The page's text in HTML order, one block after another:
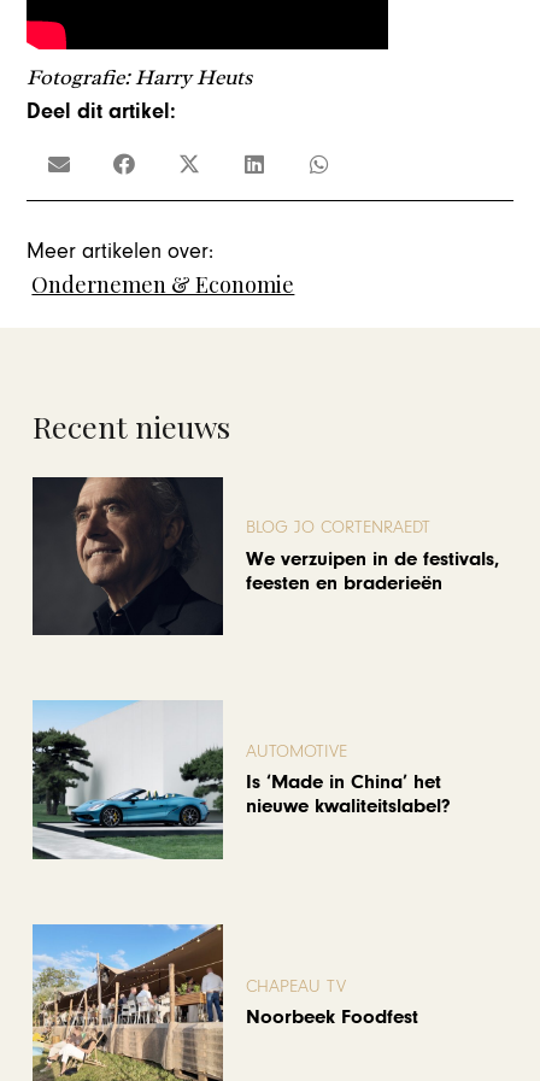
Fotografie: Harry Heuts
Deel dit artikel:
Meer artikelen over:
Ondernemen & Economie
Recent nieuws
BLOG JO CORTENRAEDT
We verzuipen in de festivals,
feesten en braderieën
AUTOMOTIVE
Is ‘Made in China’ het
nieuwe kwaliteitslabel?
CHAPEAU TV
Noorbeek Foodfest